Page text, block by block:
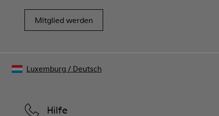
Mitglied werden
Hilfe
Luxemburg / Deutsch